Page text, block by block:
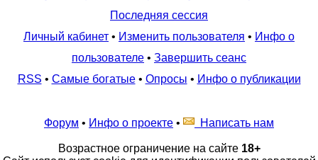
Последняя сессия
Личный кабинет • Изменить пользователя • Инфо о
пользователе • Завершить сеанс
RSS • Самые богатые• Опросы • Инфо о публикации
Форум • Инфо о проекте • Написать нам
Возрастное ограничение на сайте 18+